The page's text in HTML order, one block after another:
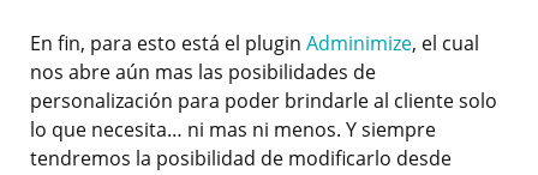
En fin, para esto está el plugin Adminimize, el cual
nos abre aún mas las posibilidades de
personalización para poder brindarle al cliente solo
lo que necesita… ni mas ni menos. Y siempre
tendremos la posibilidad de modificarlo desde